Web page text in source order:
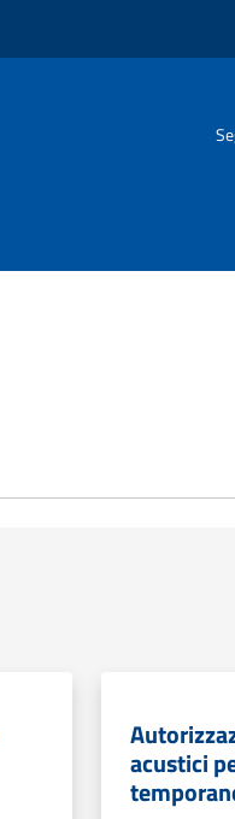
acustici